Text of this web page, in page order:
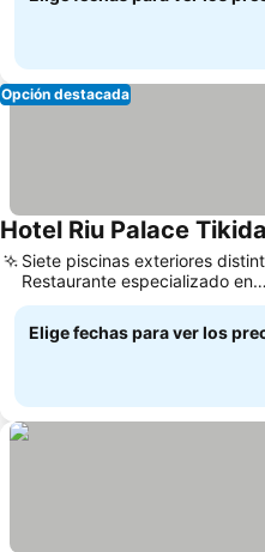
Opción destacada
Hotel Riu Palace
Siete piscinas exteriores
Restaurante especializado en
carnes
Elige fechas para ver los